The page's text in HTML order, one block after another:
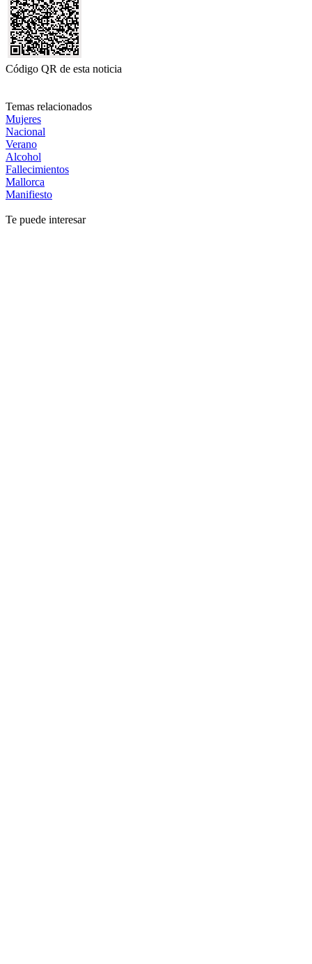
Código QR de esta noticia
Temas relacionados
Mujeres
Nacional
Verano
Alcohol
Fallecimientos
Mallorca
Manifiesto
Te puede interesar